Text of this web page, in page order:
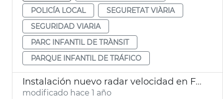
POLICÍA LOCAL
SEGURETAT VIÀRIA
SEGURIDAD VIARIA
PARC INFANTIL DE TRÀNSIT
PARQUE INFANTIL DE TRÁFICO
Instalación nuevo radar velocidad en Forn d'Alcedo
modificado hace 1 año